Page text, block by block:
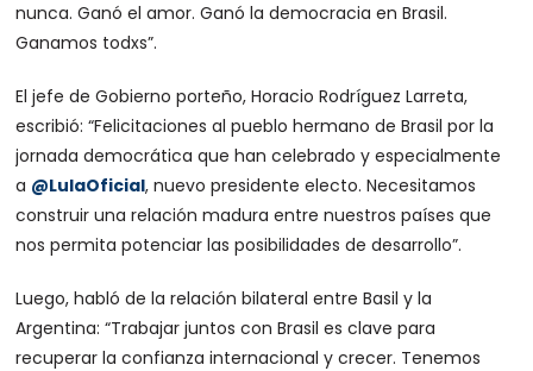
nunca. Ganó el amor. Ganó la democracia en Brasil.
Ganamos todxs”.
El jefe de Gobierno porteño, Horacio Rodríguez Larreta,
escribió: “Felicitaciones al pueblo hermano de Brasil por la
jornada democrática que han celebrado y especialmente
a @LulaOficial, nuevo presidente electo. Necesitamos
construir una relación madura entre nuestros países que
nos permita potenciar las posibilidades de desarrollo”.
Luego, habló de la relación bilateral entre Basil y la
Argentina: “Trabajar juntos con Brasil es clave para
recuperar la confianza internacional y crecer. Tenemos